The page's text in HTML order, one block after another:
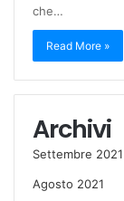
che…
Read More »
Archivi
Settembre 2021
Agosto 2021